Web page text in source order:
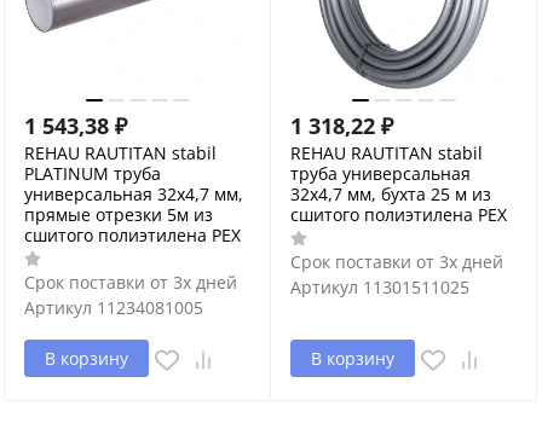
1 543,38 ₽
REHAU RAUTITAN stabil
PLATINUM труба
универсальная 32х4,7 мм,
прямые отрезки 5м из
сшитого полиэтилена PEX
Срок поставки от 3х дней
Артикул 11234081005
В корзину
1 318,22 ₽
REHAU RAUTITAN stabil
труба универсальная
32х4,7 мм, бухта 25 м из
сшитого полиэтилена PEX
Срок поставки от 3х дней
Артикул 11301511025
В корзину